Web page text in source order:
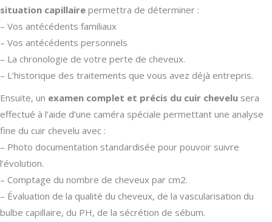
situation capillaire permettra de déterminer :
– Vos antécédents familiaux
– Vos antécédents personnels
– La chronologie de votre perte de cheveux.
– L’historique des traitements que vous avez déjà entrepris.
Ensuite, un examen complet et précis du cuir chevelu sera
effectué à l’aide d’une caméra spéciale permettant une analyse
fine du cuir chevelu avec :
– Photo documentation standardisée pour pouvoir suivre
l’évolution.
– Comptage du nombre de cheveux par cm2.
– Évaluation de la qualité du cheveux, de la vascularisation du
bulbe capillaire, du PH, de la sécrétion de sébum.